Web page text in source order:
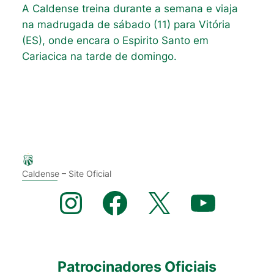
A Caldense treina durante a semana e viaja
na madrugada de sábado (11) para Vitória
(ES), onde encara o Espirito Santo em
Cariacica na tarde de domingo.
Caldense – Site Oficial
Instagram Facebook X YouTube
Patrocinadores Oficiais